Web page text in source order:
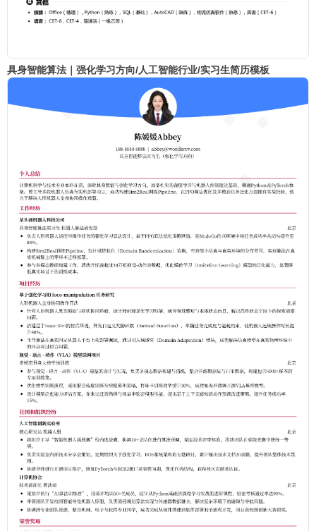
具身智能算法｜强化学习方向/人工智能行业/实习生简历模板